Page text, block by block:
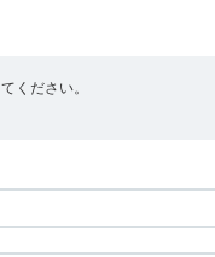
ください。